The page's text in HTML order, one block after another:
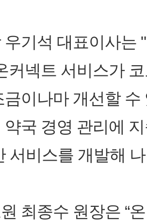
우기석 대표이사는
커넥트 서비스가
이나마 개선할 수
약국 경영 관리에
서비스를 개발해
최종수 원장은 “